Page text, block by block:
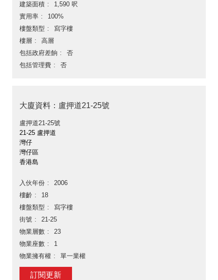
建築面積
1,590 呎
實用率
100%
樓盤類型
寫字樓
樓層
高層
包括政府差餉
否
包括管理費
否
大廈資料：盧押道21-25號
盧押道21-25號
21-25 盧押道
灣仔
灣仔區
香港島
入伙年份
2006
樓齡
18
樓盤類型
寫字樓
街號
21-25
物業層數
23
物業座數
1
物業擁有權
單一業權
訂閱更新